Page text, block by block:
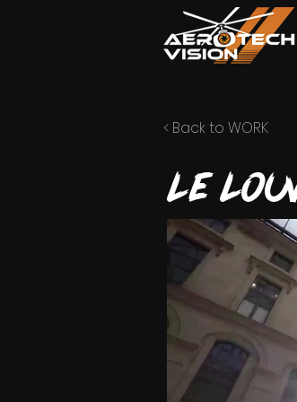
< Back to WORK
LE